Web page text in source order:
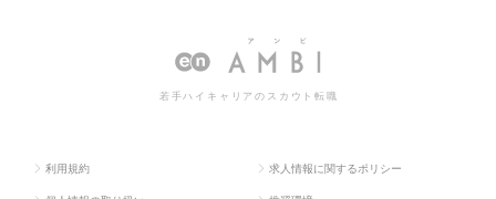
ジニアの 解析技術構築／品質改革本部）の求人情
若手ハイキャリアのスカウト転職
利用規約 求人情報に関するポリシー